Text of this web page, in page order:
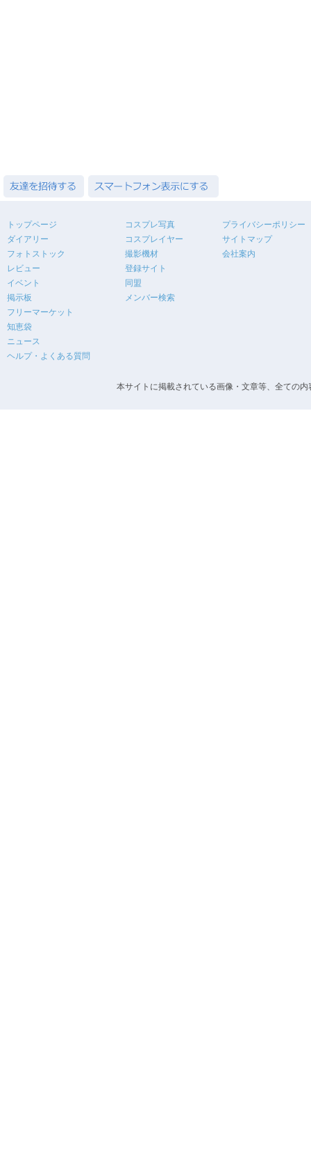
トップページ
ダイアリー
フォトストック
レビュー
イベント
掲示板
フリーマーケット
知恵袋
ニュース
ヘルプ・よくある質問
コスプレ写真
コスプレイヤー
撮影機材
登録サイト
同盟
メンバー検索
プライバシーポリシー
サイトマップ
会社案内
本サイトに掲載されている画像・文章等、全ての